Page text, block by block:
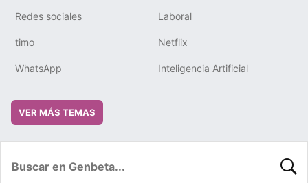
Redes sociales Laboral
timo Netflix
WhatsApp Inteligencia Artificial
VER MÁS TEMAS